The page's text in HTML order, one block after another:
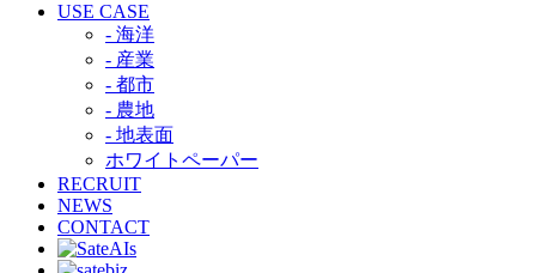
USE CASE
- 海洋
- 産業
- 都市​
- 農地
- 地表面
ホワイトペーパー
RECRUIT
NEWS
CONTACT